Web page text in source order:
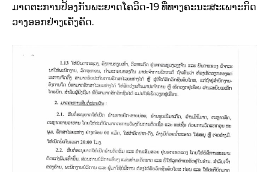
ມາດຕະການປ້ອງກັນພະຍາດໂຄວິດ-19 ທີ່ທາງຄະນະສະເພາະກິດ
ວາງອອກຢ່າງເຄັ່ງຄັດ.